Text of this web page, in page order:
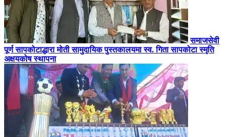
समाजसेवी
पूर्ण सापकोटाद्धारा मोती सामुदायिक पुस्तकालयमा स्व. गिता सापकोटा स्मृति
अक्षयकोष स्थापना